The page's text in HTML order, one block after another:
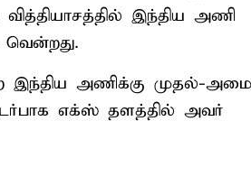
இந்திய அணி
அணிக்கு முதல்-
எக்ஸ் தளத்தில் அவர்